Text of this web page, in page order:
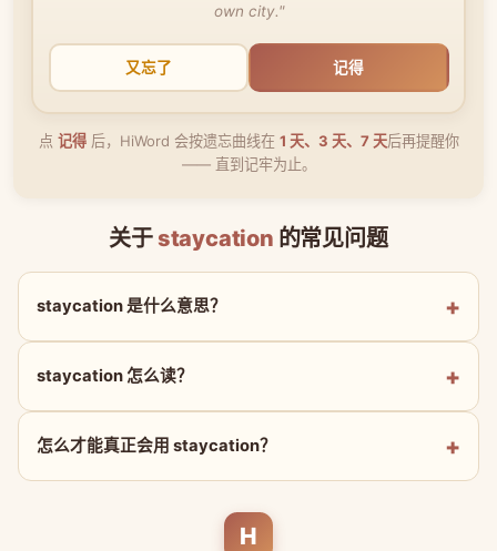
own city."
又忘了 记得
点 记得后，HiWord 会按遗忘曲线在 1 天、3 天、7 天后再提醒你
—— 直到记牢为止。
关于 staycation 的常见问题
staycation 是什么意思？
staycation 怎么读？
怎么才能真正会用 staycation？
H